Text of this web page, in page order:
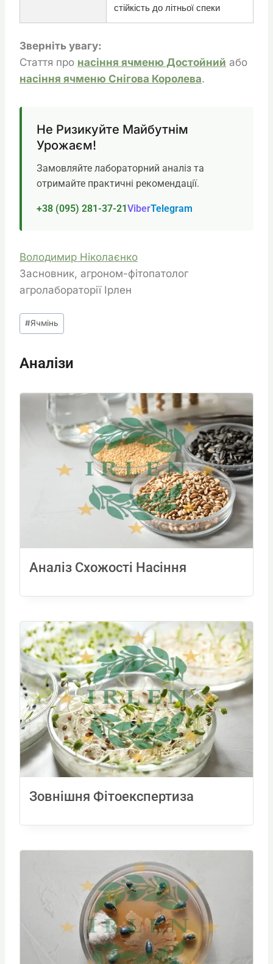
стійкість до літньої спеки
Зверніть увагу:
Стаття про насіння ячменю Достойний або
насіння ячменю Снігова Королева.
Не Ризикуйте Майбутнім
Урожаєм!
Замовляйте лабораторний аналіз та
отримайте практичні рекомендації.
+38 (095) 281-37-21ViberTelegram
Володимир Ніколаєнко
Засновник, агроном-фітопатолог
агролабораторії Ірлен
Позначки
запису:
#Ячмінь
Аналізи
Аналіз Схожості Насіння
Зовнішня Фітоекспертиза